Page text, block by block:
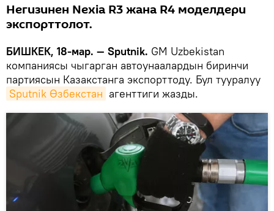
Негизинен Nexia R3 жана R4 моделдери
экспорттолот.
БИШКЕК, 18-мар. — Sputnik. GM Uzbekistan
компаниясы чыгарган автоунаалардын биринчи
партиясын Казакстанга экспорттоду. Бул тууралуу
Sputnik Өзбекстан агенттиги жазды.